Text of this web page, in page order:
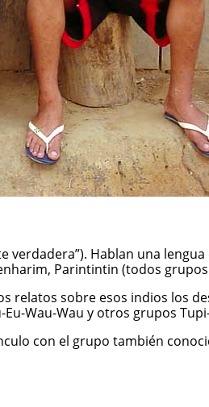
verdadera”). Hablan una
Parintintin (todos
relatos sobre esos indios los
Wau-Wau y otros grupos
con el grupo también